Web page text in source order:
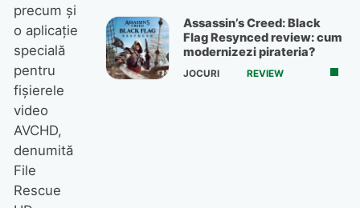
precum şi
o aplicaţie
specială
pentru
fişierele
video
AVCHD,
denumită
File
Rescue
Assassin’s Creed: Black
Flag Resynced review: cum
modernizezi pirateria?
JOCURI REVIEW